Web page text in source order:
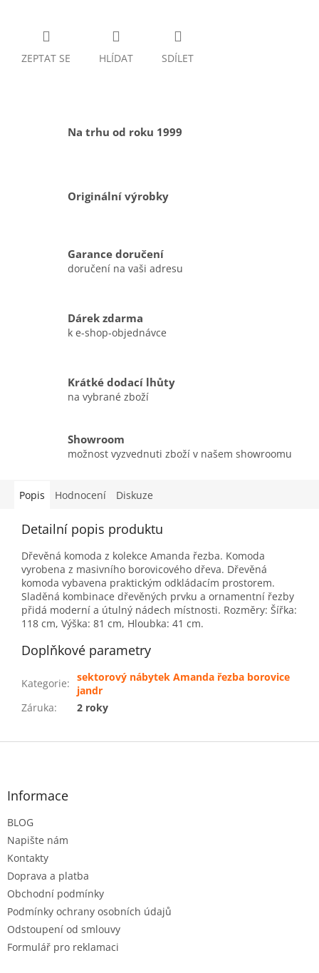
ZEPTAT SE HLÍDAT SDÍLET
Na trhu od roku 1999
Originální výrobky
Garance doručení
doručení na vaši adresu
Dárek zdarma
k e-shop-objednávce
Krátké dodací lhůty
na vybrané zboží
Showroom
možnost vyzvednuti zboží v našem showroomu
Popis Hodnocení Diskuze
Detailní popis produktu
Dřevěná komoda z kolekce Amanda řezba. Komoda
vyrobena z masivního borovicového dřeva. Dřevěná
komoda vybavena praktickým odkládacím prostorem.
Sladěná kombinace dřevěných prvku a ornamentní řezby
přidá moderní a útulný nádech místnosti. Rozměry: Šířka:
118 cm, Výška: 81 cm, Hloubka: 41 cm.
Doplňkové parametry
Kategorie: sektorový nábytek Amanda řezba borovice
jandr
Záruka: 2 roky
Z
Informace
BLOG
Napište nám
Kontakty
Doprava a platba
Obchodní podmínky
Podmínky ochrany osobních údajů
Odstoupení od smlouvy
Formulář pro reklamaci